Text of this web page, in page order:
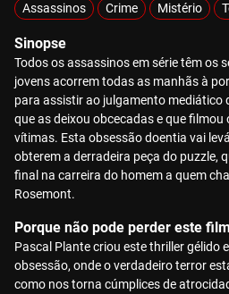
Assassinos Crime Mistério
Sinopse
Todos os assassinos em série têm os
jovens acorrem todas as manhãs à
para assistir ao julgamento mediático
que as deixou obcecadas e que
vítimas. Esta obsessão doentia vai
obterem a derradeira peça do puzzle,
final na carreira do homem a quem
Rosemont.
Porque não pode perder este
Pascal Plante criou este thriller gélido
obsessão, onde o verdadeiro terror
como nos torna cúmplices de